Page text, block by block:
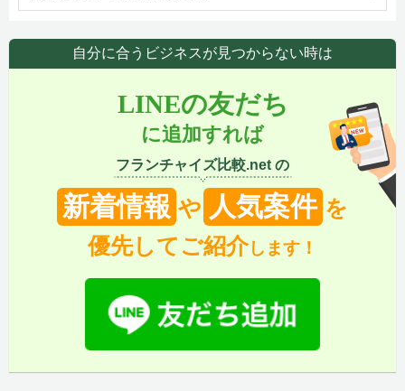
自分に合うビジネスが見つからない時は
LINEの友だち
に追加すれば
フランチャイズ比較.net の
新着情報 や 人気案件 を
優先してご紹介します！